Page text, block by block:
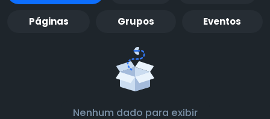
Páginas Grupos Eventos
Nenhum dado para exibir